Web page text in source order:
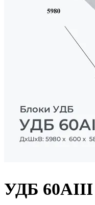
УДБ 60АIII